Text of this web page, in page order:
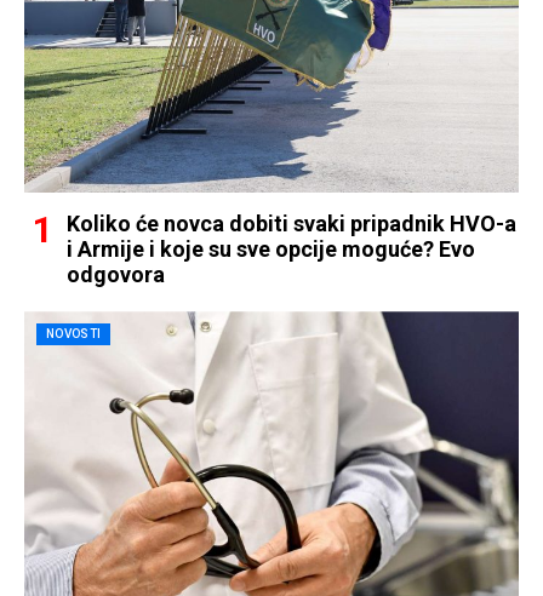
Koliko će novca dobiti svaki pripadnik HVO-a
i Armije i koje su sve opcije moguće? Evo
odgovora
NOVOSTI